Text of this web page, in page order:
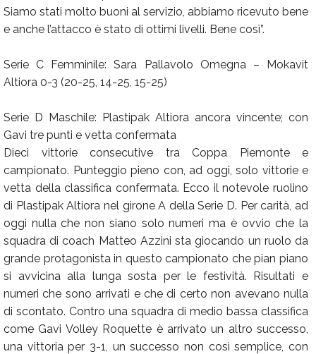
Siamo stati molto buoni al servizio, abbiamo ricevuto bene
e anche l’attacco è stato di ottimi livelli. Bene così”.
Serie C Femminile: Sara Pallavolo Omegna – Mokavit
Altiora 0-3 (20-25, 14-25, 15-25)
Serie D Maschile: Plastipak Altiora ancora vincente; con
Gavi tre punti e vetta confermata
Dieci vittorie consecutive tra Coppa Piemonte e
campionato. Punteggio pieno con, ad oggi, solo vittorie e
vetta della classifica confermata. Ecco il notevole ruolino
di Plastipak Altiora nel girone A della Serie D. Per carità, ad
oggi nulla che non siano solo numeri ma è ovvio che la
squadra di coach Matteo Azzini sta giocando un ruolo da
grande protagonista in questo campionato che pian piano
si avvicina alla lunga sosta per le festività. Risultati e
numeri che sono arrivati e che di certo non avevano nulla
di scontato. Contro una squadra di medio bassa classifica
come Gavi Volley Roquette è arrivato un altro successo,
una vittoria per 3-1, un successo non così semplice, con